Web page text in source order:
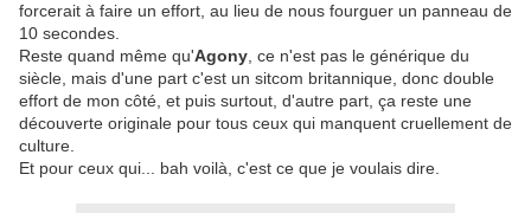
forcerait à faire un effort, au lieu de nous fourguer un panneau de
10 secondes.
Reste quand même qu'Agony , ce n'est pas le générique du
siècle, mais d'une part c'est un sitcom britannique, donc double
effort de mon côté, et puis surtout, d'autre part, ça reste une
découverte originale pour tous ceux qui manquent cruellement de
culture.
Et pour ceux qui... bah voilà, c'est ce que je voulais dire.